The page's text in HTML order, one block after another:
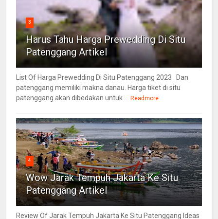
3
Harus Tahu Harga Prewedding Di Situ
Patenggang Artikel
List Of Harga Prewedding Di Situ Patenggang 2023 . Dan
patenggang memiliki makna danau. Harga tiket di situ
patenggang akan dibedakan untuk ...
Readmore
4
Wow Jarak Tempuh Jakarta Ke Situ
Patenggang Artikel
Review Of Jarak Tempuh Jakarta Ke Situ Patenggang Ideas